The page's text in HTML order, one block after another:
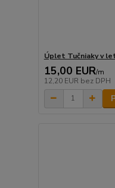
Úplet Tučniaky v
15,00 EUR/m
12,20 EUR bez DPH